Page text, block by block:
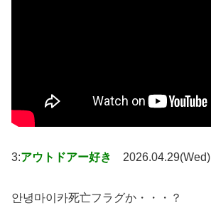
3:アウトドアー好き 2026.04.29(Wed)
안녕마이카死亡フラグか・・・？